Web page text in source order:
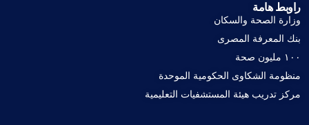
راوبط هامة
وزارة الصحة والسكان
بنك المعرفة المصرى
١٠٠ مليون صحة
منظومة الشكاوى الحكومية الموحدة
مركز تدريب هيئة المستشفيات التعليمية